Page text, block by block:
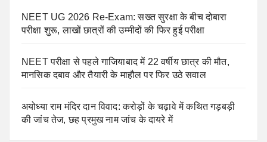
NEET UG 2026 Re-Exam: सख्त सुरक्षा के बीच दोबारा
परीक्षा शुरू, लाखों छात्रों की उम्मीदों की फिर हुई परीक्षा
NEET परीक्षा से पहले गाजियाबाद में 22 वर्षीय छात्र की मौत,
मानसिक दबाव और तैयारी के माहौल पर फिर उठे सवाल
अयोध्या राम मंदिर दान विवाद: करोड़ों के चढ़ावे में कथित गड़बड़ी
की जांच तेज, छह प्रमुख नाम जांच के दायरे में